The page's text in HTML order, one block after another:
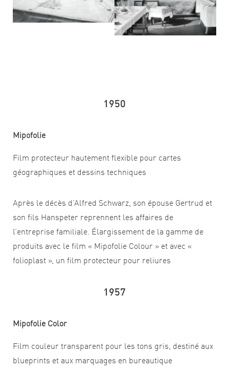
1950
Mipofolie
Film protecteur hautement flexible pour cartes
géographiques et dessins techniques
Après le décès d’Alfred Schwarz, son épouse Gertrud et
son fils Hanspeter reprennent les affaires de
l’entreprise familiale. Élargissement de la gamme de
produits avec le film « Mipofolie Colour » et avec «
folioplast », un film protecteur pour reliures
1957
Mipofolie Color
Film couleur transparent pour les tons gris, destiné aux
blueprints et aux marquages en bureautique